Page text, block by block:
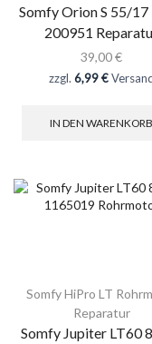
Somfy Orion S 55/17
200951
39,00€
zzgl. 6,99 €
IN DEN WARENKORB
Somfy HiPro LT
Reparatur
Somfy Jupiter LT60